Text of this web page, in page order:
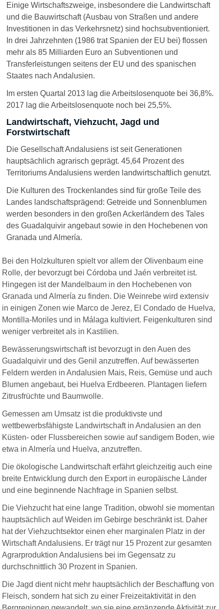
Einige Wirtschaftszweige, insbesondere die Landwirtschaft
und die Bauwirtschaft (Ausbau von Straßen und andere
Investitionen in das Verkehrsnetz) sind hochsubventioniert.
In drei Jahrzehnten (1986 trat Spanien der EU bei) flossen
mehr als 85 Milliarden Euro an Subventionen und
Transferleistungen seitens der EU und des spanischen
Staates nach Andalusien.
Im ersten Quartal 2013 lag die Arbeitslosenquote bei 36,8%.
2017 lag die Arbeitslosenquote noch bei 25,5%.
Landwirtschaft, Viehzucht, Jagd und
Forstwirtschaft
Die Gesellschaft Andalusiens ist seit Generationen
hauptsächlich agrarisch geprägt. 45,64 Prozent des
Territoriums Andalusiens werden landwirtschaftlich genutzt.
Die Kulturen des Trockenlandes sind für große Teile des
Landes landschaftsprägend: Getreide und Sonnenblumen
werden besonders in den großen Ackerländern des Tales
des Guadalquivir angebaut sowie in den Hochebenen von
Granada und Almería.
Bei den Holzkulturen spielt vor allem der Olivenbaum eine
Rolle, der bevorzugt bei Córdoba und Jaén verbreitet ist.
Hingegen ist der Mandelbaum in den Hochebenen von
Granada und Almería zu finden. Die Weinrebe wird extensiv
in einigen Zonen wie Marco de Jerez, El Condado de Huelva,
Montilla-Moriles und in Málaga kultiviert. Feigenkulturen sind
weniger verbreitet als in Kastilien.
Bewässerungswirtschaft ist bevorzugt in den Auen des
Guadalquivir und des Genil anzutreffen. Auf bewässerten
Feldern werden in Andalusien Mais, Reis, Gemüse und auch
Blumen angebaut, bei Huelva Erdbeeren. Plantagen liefern
Zitrusfrüchte und Baumwolle.
Gemessen am Umsatz ist die produktivste und
wettbewerbsfähigste Landwirtschaft in Andalusien an den
Küsten- oder Flussbereichen sowie auf sandigem Boden, wie
etwa in Almería und Huelva, anzutreffen.
Die ökologische Landwirtschaft erfährt gleichzeitig auch eine
breite Entwicklung durch den Export in europäische Länder
und eine beginnende Nachfrage in Spanien selbst.
Die Viehzucht hat eine lange Tradition, obwohl sie momentan
hauptsächlich auf Weiden im Gebirge beschränkt ist. Daher
hat der Viehzuchtsektor einen eher marginalen Platz in der
Wirtschaft Andalusiens. Er trägt nur 15 Prozent zur gesamten
Agrarproduktion Andalusiens bei im Gegensatz zu
durchschnittlich 30 Prozent in Spanien.
Die Jagd dient nicht mehr hauptsächlich der Beschaffung von
Fleisch, sondern hat sich zu einer Freizeitaktivität in den